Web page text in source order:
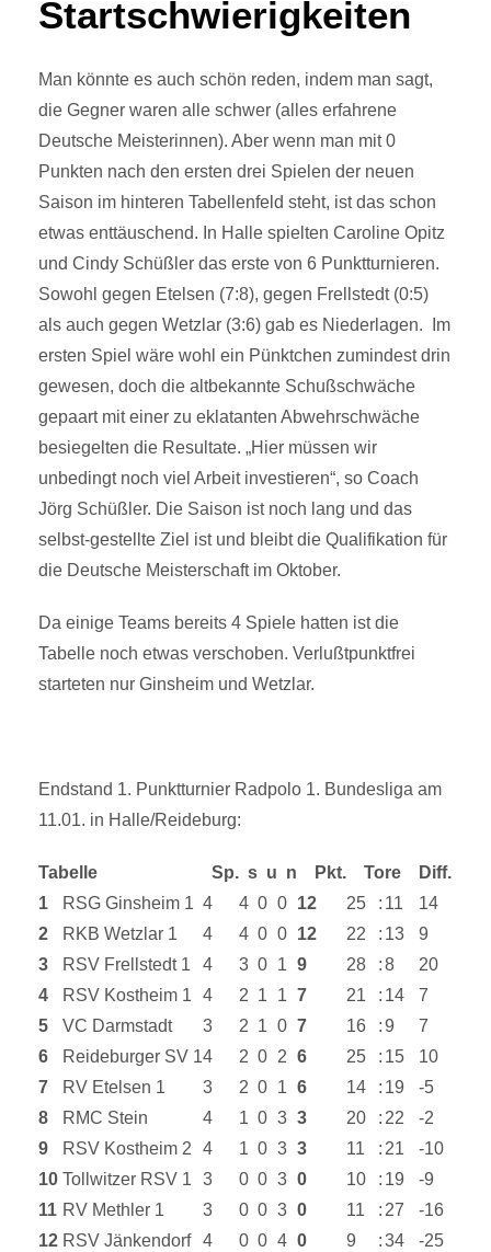
Startschwierigkeiten
Man könnte es auch schön reden, indem man sagt,
die Gegner waren alle schwer (alles erfahrene
Deutsche Meisterinnen). Aber wenn man mit 0
Punkten nach den ersten drei Spielen der neuen
Saison im hinteren Tabellenfeld steht, ist das schon
etwas enttäuschend. In Halle spielten Caroline Opitz
und Cindy Schüßler das erste von 6 Punktturnieren.
Sowohl gegen Etelsen (7:8), gegen Frellstedt (0:5)
als auch gegen Wetzlar (3:6) gab es Niederlagen. Im
ersten Spiel wäre wohl ein Pünktchen zumindest drin
gewesen, doch die altbekannte Schußschwäche
gepaart mit einer zu eklatanten Abwehrschwäche
besiegelten die Resultate. „Hier müssen wir
unbedingt noch viel Arbeit investieren“, so Coach
Jörg Schüßler. Die Saison ist noch lang und das
selbst-gestellte Ziel ist und bleibt die Qualifikation für
die Deutsche Meisterschaft im Oktober.
Da einige Teams bereits 4 Spiele hatten ist die
Tabelle noch etwas verschoben. Verlußtpunktfrei
starteten nur Ginsheim und Wetzlar.
Endstand 1. Punktturnier Radpolo 1. Bundesliga am
11.01. in Halle/Reideburg:
Tabelle Sp. s u n Pkt. Tore
Diff.
1
RSG Ginsheim 1 4 4 0 0 12 25 : 11
14
2
RKB Wetzlar 1 4 4 0 0 12 22 : 13
9
3
RSV Frellstedt 1 4 3 0 1 9 28 :8
20
4
RSV Kostheim 1 4 2 1 1 7 21 : 14
7
5
VC Darmstadt 3 2 1 0 7 16 :9
7
6
Reideburger SV 14 2 0 2 6 25 : 15
10
7
RV Etelsen 1 3 2 0 1 6 14 : 19
-5
8
RMC Stein 4 1 0 3 3 20 : 22
-2
9
RSV Kostheim 2 4 1 0 3 3 11 : 21
-10
10 Tollwitzer RSV 1 3 0 0 3 0 10 : 19
-9
11 RV Methler 1 3 0 0 3 0 11 : 27
-16
12 RSV Jänkendorf 4 0 0 4 0 9 :34 -25